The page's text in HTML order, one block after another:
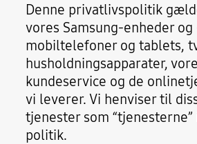
Denne privatlivspolitik
vores Samsung-enheder
mobiltelefoner og tablets,
husholdningsapparater,
kundeservice og de
vi leverer. Vi henviser til
tjenester som “tjenesterne”
politik.